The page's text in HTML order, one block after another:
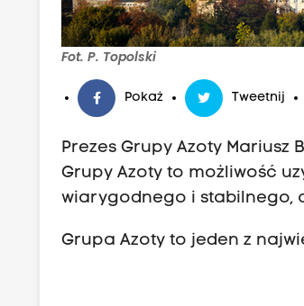
Fot. P. Topolski
Pokaż Tweetnij
Prezes Grupy Azoty Mariusz
Grupy Azoty to możliwość
wiarygodnego i stabilnego,
Grupa Azoty to jeden z